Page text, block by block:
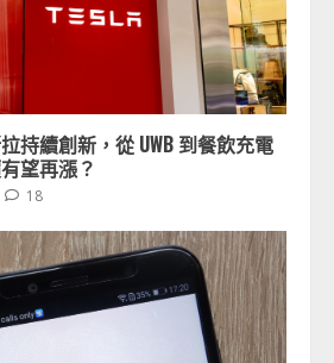
持續創新，從 UWB 到餐飲充電
望再漲？
18